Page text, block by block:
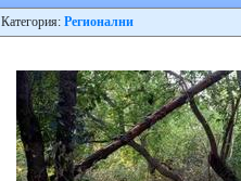
Категория: Регионални